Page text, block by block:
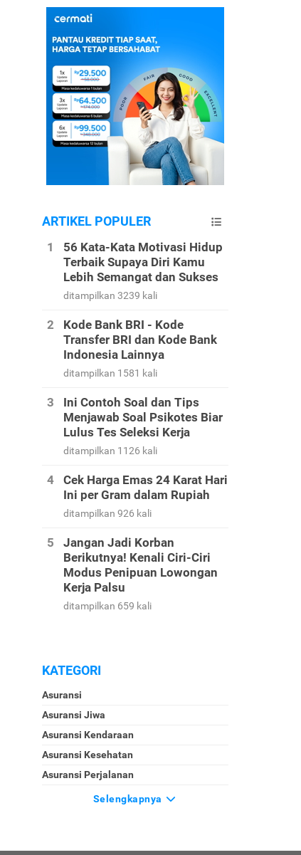
ARTIKEL POPULER
56 Kata-Kata Motivasi Hidup
Terbaik Supaya Diri Kamu
Lebih Semangat dan Sukses
ditampilkan 3239 kali
Kode Bank BRI - Kode
Transfer BRI dan Kode Bank
Indonesia Lainnya
ditampilkan 1581 kali
Ini Contoh Soal dan Tips
Menjawab Soal Psikotes Biar
Lulus Tes Seleksi Kerja
ditampilkan 1126 kali
Cek Harga Emas 24 Karat Hari
Ini per Gram dalam Rupiah
ditampilkan 926 kali
Jangan Jadi Korban
Berikutnya! Kenali Ciri-Ciri
Modus Penipuan Lowongan
Kerja Palsu
ditampilkan 659 kali
KATEGORI
Asuransi
Asuransi Jiwa
Asuransi Kendaraan
Asuransi Kesehatan
Asuransi Perjalanan
Selengkapnya